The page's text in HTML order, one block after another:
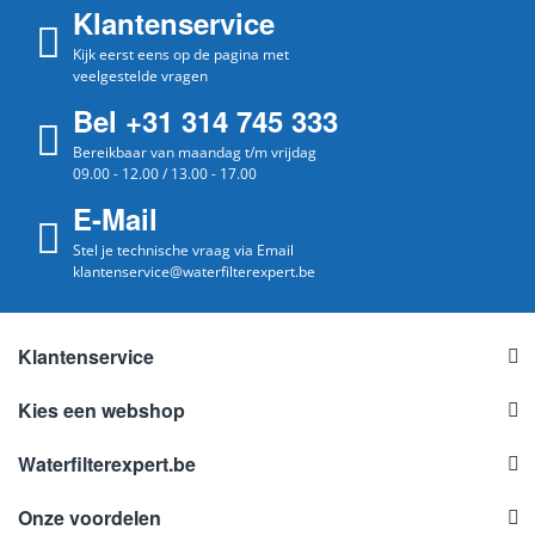
Klantenservice
Kijk eerst eens op de pagina met
veelgestelde vragen
Bel +31 314 745 333
Bereikbaar van maandag t/m vrijdag
09.00 - 12.00 / 13.00 - 17.00
E-Mail
Stel je technische vraag via Email
klantenservice@waterfilterexpert.be
Klantenservice
Kies een webshop
Waterfilterexpert.be
Onze voordelen